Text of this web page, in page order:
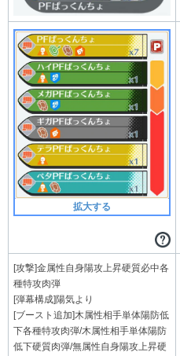
拡大する
[攻撃]金属性自身陽攻上昇硬質必中各
種特攻肉弾
[弾幕構成]陽気より
[ブースト追加]木属性相手単体陽防低
下各種特攻肉弾/木属性相手単体陽防
低下硬質肉弾/無属性自身陽攻上昇硬